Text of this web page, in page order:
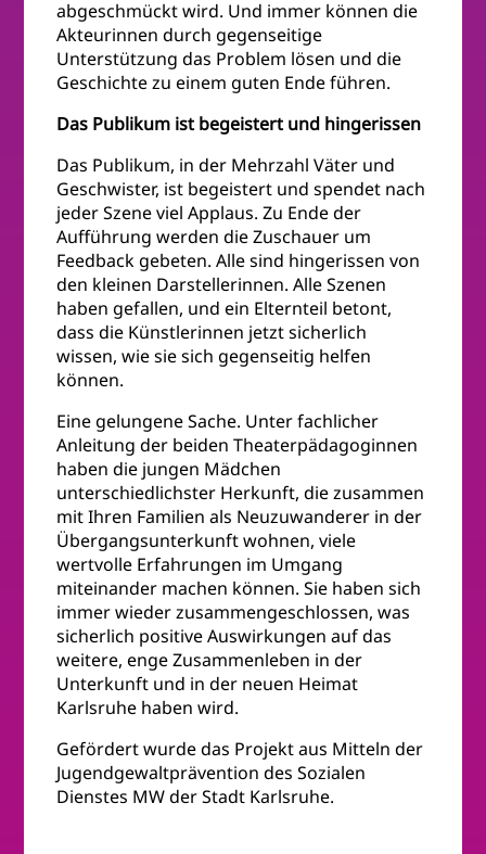
abgeschmückt wird. Und immer können die
Akteurinnen durch gegenseitige
Unterstützung das Problem lösen und die
Geschichte zu einem guten Ende führen.
Das Publikum ist begeistert und hingerissen
Das Publikum, in der Mehrzahl Väter und
Geschwister, ist begeistert und spendet nach
jeder Szene viel Applaus. Zu Ende der
Aufführung werden die Zuschauer um
Feedback gebeten. Alle sind hingerissen von
den kleinen Darstellerinnen. Alle Szenen
haben gefallen, und ein Elternteil betont,
dass die Künstlerinnen jetzt sicherlich
wissen, wie sie sich gegenseitig helfen
können.
Eine gelungene Sache. Unter fachlicher
Anleitung der beiden Theaterpädagoginnen
haben die jungen Mädchen
unterschiedlichster Herkunft, die zusammen
mit Ihren Familien als Neuzuwanderer in der
Übergangsunterkunft wohnen, viele
wertvolle Erfahrungen im Umgang
miteinander machen können. Sie haben sich
immer wieder zusammengeschlossen, was
sicherlich positive Auswirkungen auf das
weitere, enge Zusammenleben in der
Unterkunft und in der neuen Heimat
Karlsruhe haben wird.
Gefördert wurde das Projekt aus Mitteln der
Jugendgewaltprävention des Sozialen
Dienstes MW der Stadt Karlsruhe.